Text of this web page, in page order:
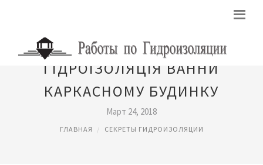
ГІДРОІЗОЛЯЦІЯ ВАННИ
КАРКАСНОМУ БУДИНКУ
Март 24, 2018
ГЛАВНАЯ СЕКРЕТЫ ГИДРОИЗОЛЯЦИИ